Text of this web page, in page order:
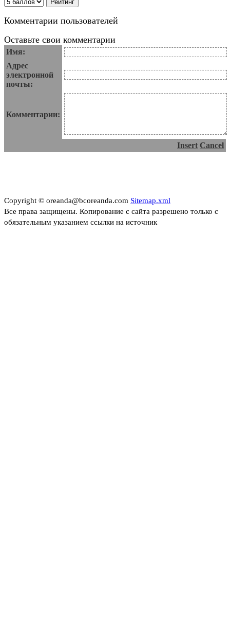
Комментарии пользователей
Оставьте свои комментарии
Имя:
Адрес
электронной
почты:
Комментарии:
Insert Cancel
Copyright © oreanda@bcoreanda.com Sitemap.xml
Все права защищены. Копирование с сайта разрешено только с
обязательным указанием ссылки на источник